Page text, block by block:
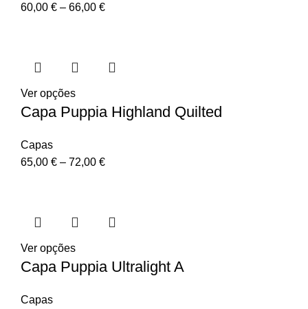
60,00 € – 66,00 €
Ver opções
Capa Puppia Highland Quilted
Capas
65,00 € – 72,00 €
Ver opções
Capa Puppia Ultralight A
Capas